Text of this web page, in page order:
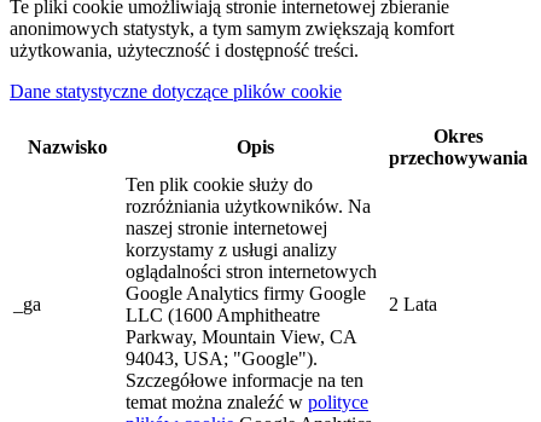
Te pliki cookie umożliwiają stronie internetowej zbieranie
anonimowych statystyk, a tym samym zwiększają komfort
użytkowania, użyteczność i dostępność treści.
Dane statystyczne dotyczące plików cookie
Nazwisko Opis
Okres
przechowywania
_ga
Ten plik cookie służy do
rozróżniania użytkowników. Na
naszej stronie internetowej
korzystamy z usługi analizy
oglądalności stron internetowych
Google Analytics firmy Google
LLC (1600 Amphitheatre
Parkway, Mountain View, CA
94043, USA; "Google").
Szczegółowe informacje na ten
temat można znaleźć w polityce
2 Lata